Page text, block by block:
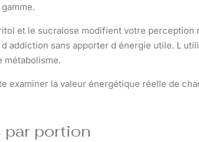
et le sucralose modifient votre perception
addiction sans apporter d énergie utile. L
métabolisme.
examiner la valeur énergétique réelle de
par portion